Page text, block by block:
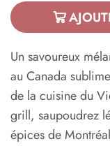
Un savoureux
au Canada
de la cuisine du
grill, saupoudrez
épices de